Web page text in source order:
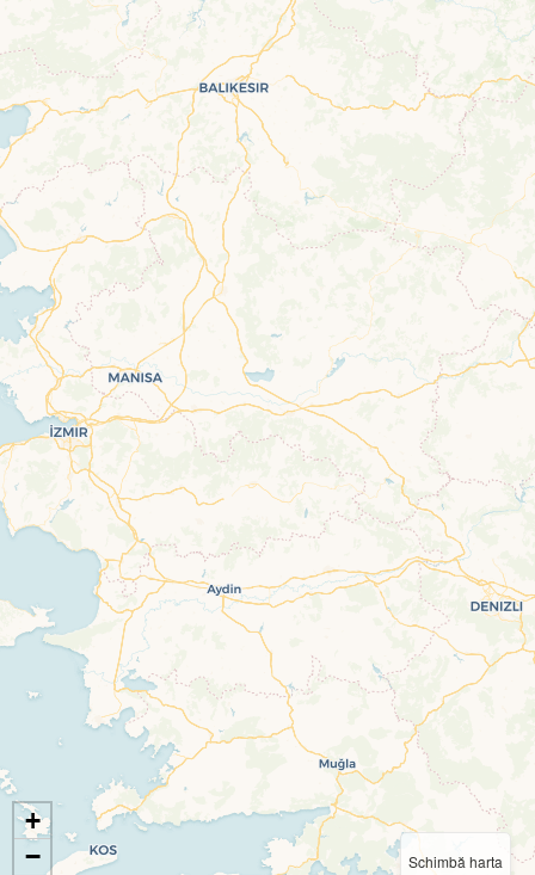
Schimbă harta
+
−